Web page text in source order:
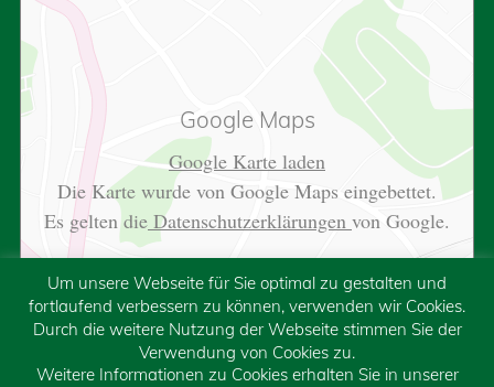
Google Maps
Google Karte laden
Die Karte wurde von Google Maps eingebettet.
Es gelten die Datenschutzerklärungen von Google.
Um unsere Webseite für Sie optimal zu gestalten und
fortlaufend verbessern zu können, verwenden wir Cookies.
Durch die weitere Nutzung der Webseite stimmen Sie der
Verwendung von Cookies zu.
Weitere Informationen zu Cookies erhalten Sie in unserer